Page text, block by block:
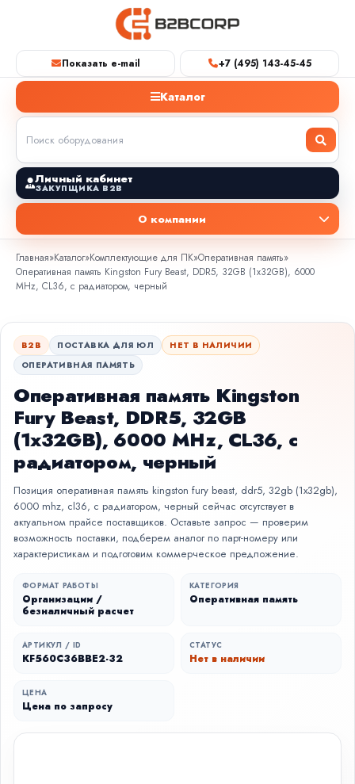
Показать e-mail +7 (495) 143-45-45
Каталог
Личный кабинет
ЗАКУПЩИКА B2B
О компании
Главная»Каталог»Комплектующие для ПК»Оперативная память»
Оперативная память Kingston Fury Beast, DDR5, 32GB (1x32GB), 6000
MHz, CL36, с радиатором, черный
B2B ПОСТАВКА ДЛЯ ЮЛ
НЕТ В НАЛИЧИИ
ОПЕРАТИВНАЯ ПАМЯТЬ
Оперативная память Kingston
Fury Beast, DDR5, 32GB
(1x32GB), 6000 MHz, CL36, с
радиатором, черный
Позиция оперативная память kingston fury beast, ddr5, 32gb (1x32gb),
6000 mhz, cl36, с радиатором, черный сейчас отсутствует в
актуальном прайсе поставщиков. Оставьте запрос — проверим
возможность поставки, подберем аналог по парт-номеру или
характеристикам и подготовим коммерческое предложение.
ФОРМАТ РАБОТЫ
Организации /
безналичный расчет
КАТЕГОРИЯ
Оперативная память
АРТИКУЛ / ID
KF560C36BBE2-32
СТАТУС
Нет в наличии
ЦЕНА
Цена по запросу